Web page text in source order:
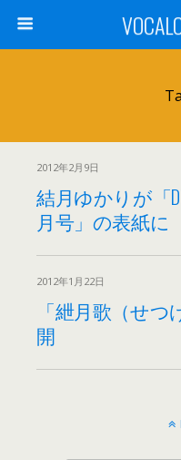
2012年2月9日
結月ゆかりが「
月号」の表紙に
2012年1月22日
「紲月歌（せ
開